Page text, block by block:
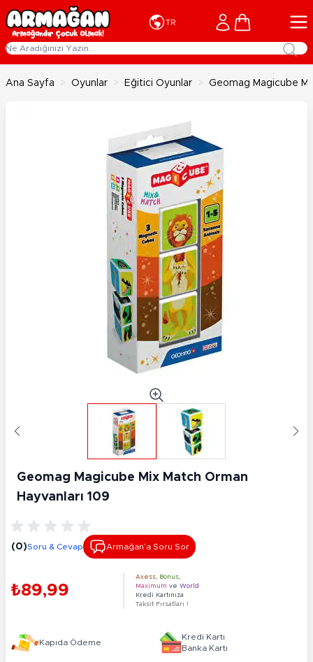
İçeriğe geç
TR Cart
Ana Sayfa > Oyunlar > Eğitici Oyunlar > Geomag Magicube
Geomag Magicube Mix Match Orman
Hayvanları 109
(0)Soru & Cevap Armağan’a Soru Sor
₺89,99
Axess Bonus
Maximum ve World
Kredi Kartınıza
Taksit Fırsatları !
Kapıda Ödeme
Kredi Kartı
Banka Kartı